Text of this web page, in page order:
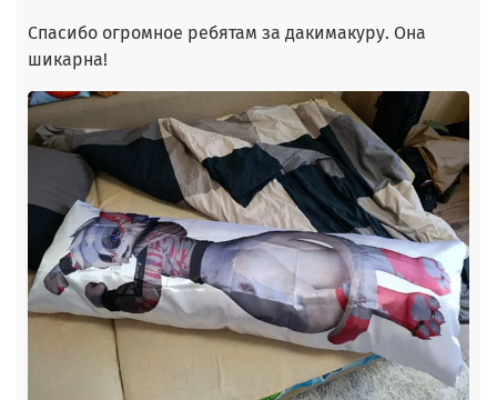
Спасибо огромное ребятам за дакимакуру. Она
шикарна!